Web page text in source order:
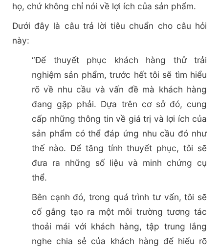
họ, chứ không chỉ nói về lợi ích của sản phẩm.
Dưới đây là câu trả lời tiêu chuẩn cho câu hỏi
này:
“Để thuyết phục khách hàng thử trải
nghiệm sản phẩm, trước hết tôi sẽ tìm hiểu
rõ về nhu cầu và vấn đề mà khách hàng
đang gặp phải. Dựa trên cơ sở đó, cung
cấp những thông tin về giá trị và lợi ích của
sản phẩm có thể đáp ứng nhu cầu đó như
thế nào. Để tăng tính thuyết phục, tôi sẽ
đưa ra những số liệu và minh chứng cụ
thể.
Bên cạnh đó, trong quá trình tư vấn, tôi sẽ
cố gắng tạo ra một môi trường tương tác
thoải mái với khách hàng, tập trung lắng
nghe chia sẻ của khách hàng để hiểu rõ